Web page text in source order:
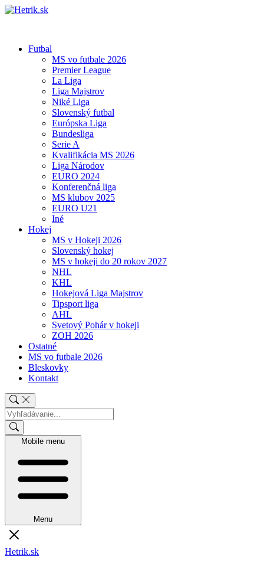
Futbal
MS vo futbale 2026
Premier League
La Liga
Liga Majstrov
Niké Liga
Slovenský futbal
Európska Liga
Bundesliga
Serie A
Kvalifikácia MS 2026
Liga Národov
EURO 2024
Konferenčná liga
MS klubov 2025
EURO U21
Iné
Hokej
MS v Hokeji 2026
Slovenský hokej
MS v hokeji do 20 rokov 2027
NHL
KHL
Hokejová Liga Majstrov
Tipsport liga
AHL
Svetový Pohár v hokeji
ZOH 2026
Ostatné
MS vo futbale 2026
Bleskovky
Kontakt
Mobile menu
Menu
Hetrik.sk